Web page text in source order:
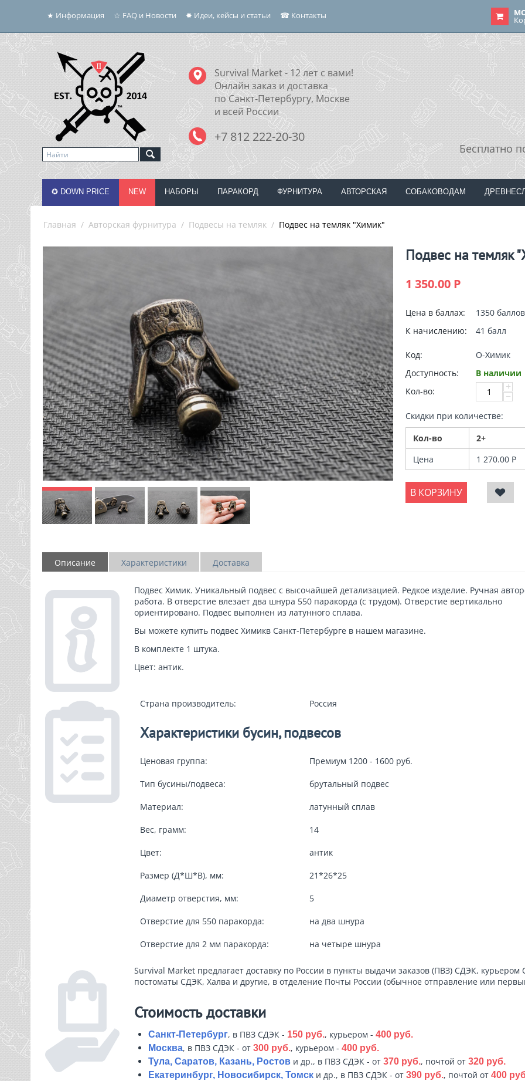
★ Информация ☆ FAQ и Новости ✸ Идеи, кейсы и статьи ☎ Контакты
Survival Market - 12 лет с вами!
Онлайн заказ и доставка
по Санкт-Петербургу, Москве
и всей России
+7 812 222-20-30
Бесплатно
✪ DOWN PRICE NEW НАБОРЫ ПАРАКОРД ФУРНИТУРА АВТОРСКАЯ СОБАКОВОДАМ
Главная / Авторская фурнитура / Подвесы на темляк / Подвес на темляк "Химик"
Подвес на темляк
1 350.00 Р
Цена в баллах:
1350 баллов
К начислению:
41 балл
Код:
O-Химик
Доступность:
В наличии
Кол-во:
+
−
Скидки при количестве:
Кол-во
2+
Цена
1 270.00 Р
В КОРЗИНУ
Описание Характеристики Доставка
Подвес Химик. Уникальный подвес с высочайшей детализацией. Редкое изделие. Ручная
работа. В отверстие влезает два шнура 550 паракорда (с трудом). Отверстие вертикально
ориентировано. Подвес выполнен из латунного сплава.
Вы можете купить подвес Химикв Санкт-Петербурге в нашем магазине.
В комплекте 1 штука.
Цвет: антик.
Страна производитель: Россия
Характеристики бусин, подвесов
Ценовая группа: Премиум 1200 - 1600 руб.
Тип бусины/подвеса: брутальный подвес
Материал: латунный сплав
Вес, грамм: 14
Цвет: антик
Размер (Д*Ш*В), мм: 21*26*25
Диаметр отверстия, мм: 5
Отверстие для 550 паракорда: на два шнура
Отверстие для 2 мм паракорда: на четыре шнура
Survival Market предлагает доставку по России в пункты выдачи заказов (ПВЗ) СДЭК, курьером
постоматы СДЭК, Халва и другие, в отделение Почты России (обычное отправление или
Стоимость доставки
Санкт-Петербург, в ПВЗ СДЭК - 150 руб., курьером - 400 руб.
Москва, в ПВЗ СДЭК - от 300 руб., курьером - 400 руб.
Тула, Саратов, Казань, Ростови др., в ПВЗ СДЭК - от 370 руб., почтой от 320 руб.
Екатеринбург, Новосибирск, Томски др., в ПВЗ СДЭК - от 390 руб., почтой от 400